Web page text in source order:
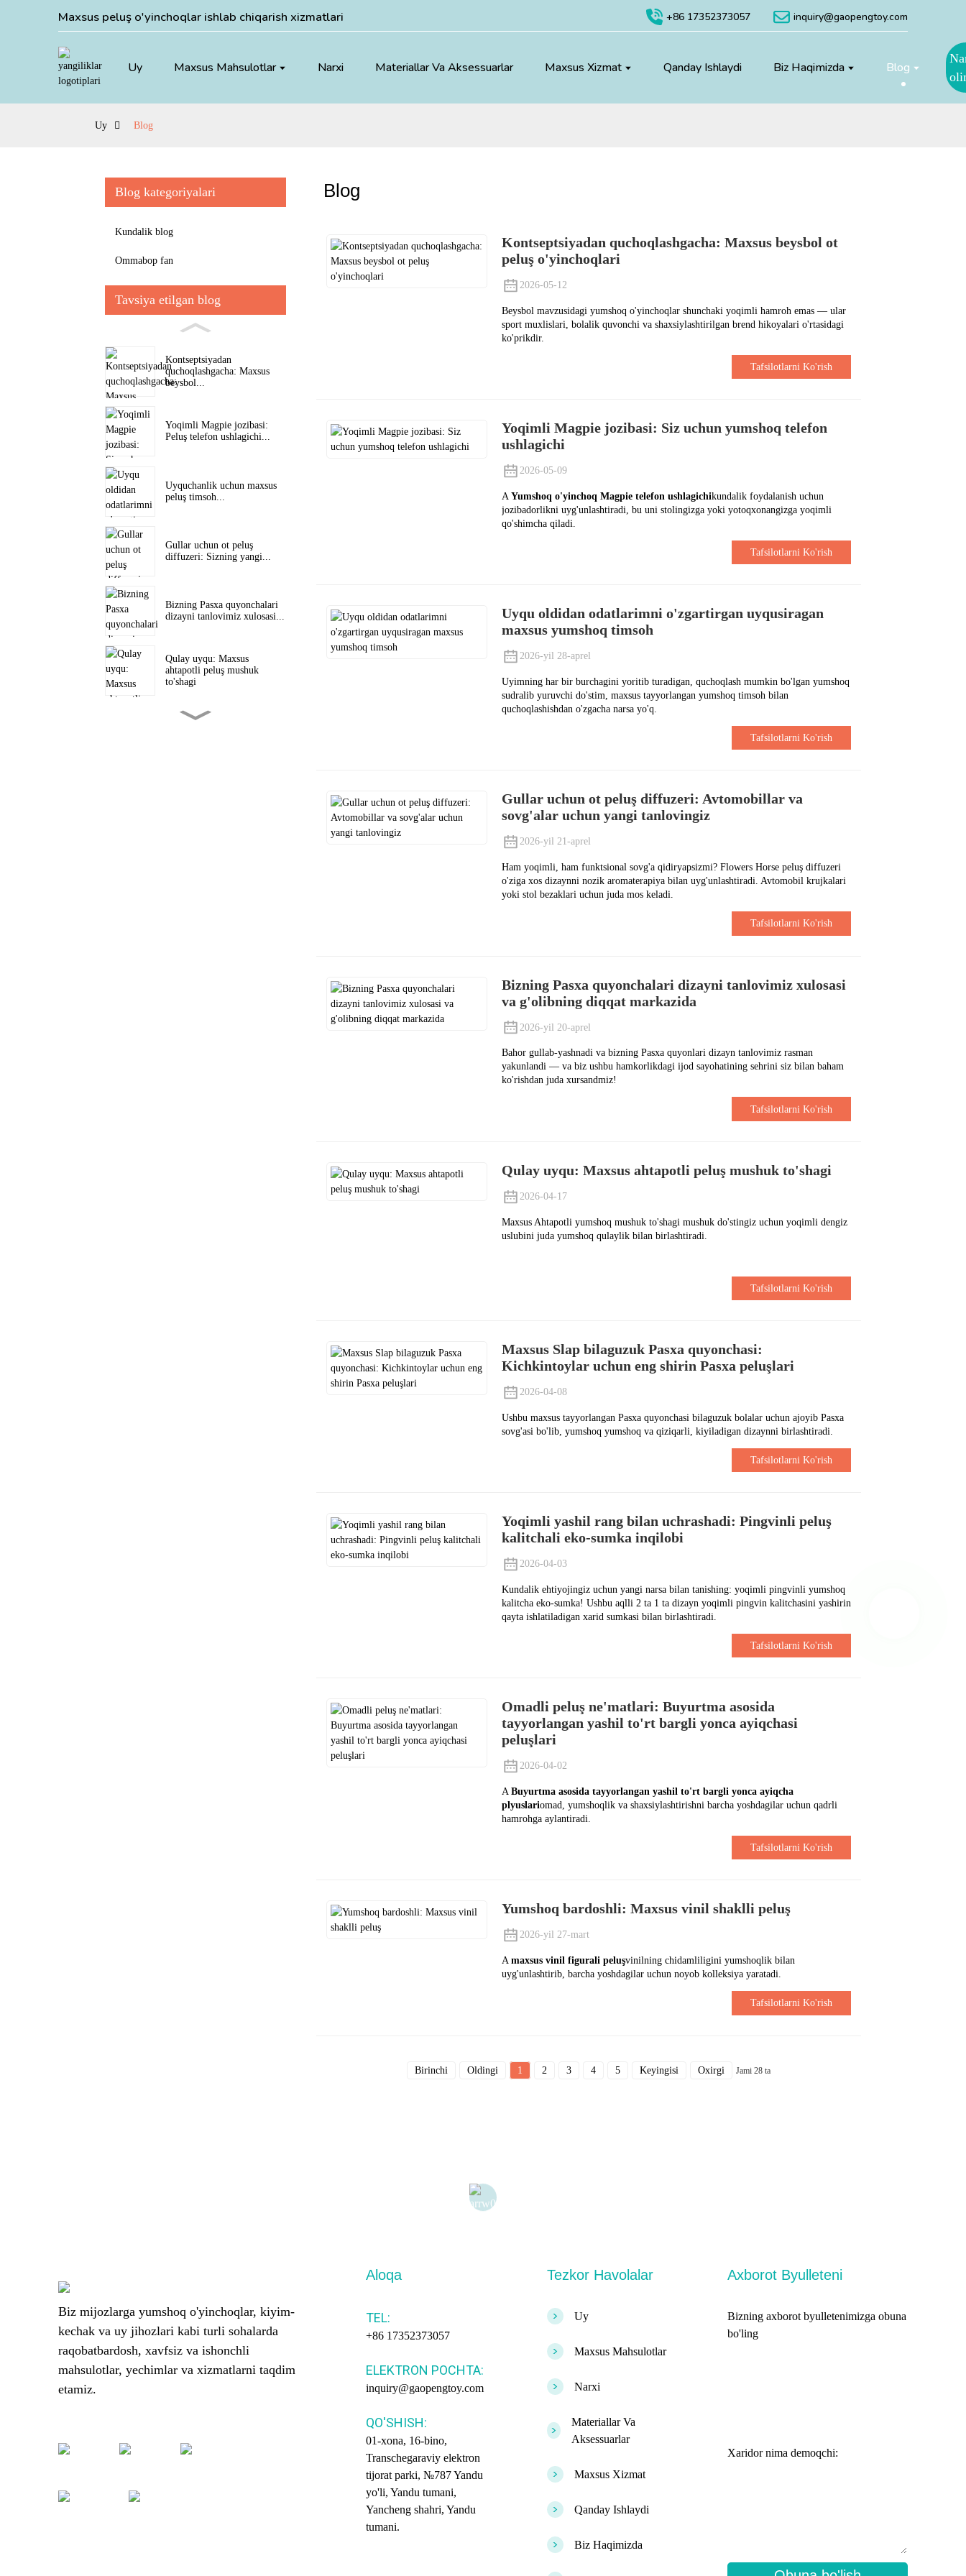
Maxsus peluş o'yinchoqlar ishlab chiqarish xizmatlari +86 17352373057 inquiry@gaopengtoy.com
Uy Maxsus Mahsulotlar Narxi Materiallar Va Aksessuarlar Maxsus Xizmat Qanday Ishlaydi Biz Haqimizda Blog
Uy Blog
Blog kategoriyalari
Kundalik blog
Ommabop fan
Tavsiya etilgan blog
Kontseptsiyadan
quchoqlashgacha: Maxsus
beysbol...
Yoqimli Magpie jozibasi:
Peluş telefon ushlagichi...
Uyquchanlik uchun maxsus
peluş timsoh...
Gullar uchun ot peluş
diffuzeri: Sizning yangi...
Bizning Pasxa quyonchalari
dizayni tanlovimiz xulosasi...
Qulay uyqu: Maxsus
ahtapotli peluş mushuk
to'shagi
Blog
Kontseptsiyadan quchoqlashgacha: Maxsus beysbol ot
peluş o'yinchoqlari
2026-05-12
Beysbol mavzusidagi yumshoq o'yinchoqlar shunchaki yoqimli hamroh emas — ular
sport muxlislari, bolalik quvonchi va shaxsiylashtirilgan brend hikoyalari o'rtasidagi
ko'prikdir.
Tafsilotlarni Ko'rish
Yoqimli Magpie jozibasi: Siz uchun yumshoq telefon
ushlagichi
2026-05-09
A Yumshoq o'yinchoq Magpie telefon ushlagichikundalik foydalanish uchun
jozibadorlikni uyg'unlashtiradi, bu uni stolingizga yoki yotoqxonangizga yoqimli
qo'shimcha qiladi.
Tafsilotlarni Ko'rish
Uyqu oldidan odatlarimni o'zgartirgan uyqusiragan
maxsus yumshoq timsoh
2026-yil 28-aprel
Uyimning har bir burchagini yoritib turadigan, quchoqlash mumkin bo'lgan yumshoq
sudralib yuruvchi do'stim, maxsus tayyorlangan yumshoq timsoh bilan
quchoqlashishdan o'zgacha narsa yo'q.
Tafsilotlarni Ko'rish
Gullar uchun ot peluş diffuzeri: Avtomobillar va
sovg'alar uchun yangi tanlovingiz
2026-yil 21-aprel
Ham yoqimli, ham funktsional sovg'a qidiryapsizmi? Flowers Horse peluş diffuzeri
o'ziga xos dizaynni nozik aromaterapiya bilan uyg'unlashtiradi. Avtomobil krujkalari
yoki stol bezaklari uchun juda mos keladi.
Tafsilotlarni Ko'rish
Bizning Pasxa quyonchalari dizayni tanlovimiz xulosasi
va g'olibning diqqat markazida
2026-yil 20-aprel
Bahor gullab-yashnadi va bizning Pasxa quyonlari dizayn tanlovimiz rasman
yakunlandi — va biz ushbu hamkorlikdagi ijod sayohatining sehrini siz bilan baham
ko'rishdan juda xursandmiz!
Tafsilotlarni Ko'rish
Qulay uyqu: Maxsus ahtapotli peluş mushuk to'shagi
2026-04-17
Maxsus Ahtapotli yumshoq mushuk to'shagi mushuk do'stingiz uchun yoqimli dengiz
uslubini juda yumshoq qulaylik bilan birlashtiradi.
Tafsilotlarni Ko'rish
Maxsus Slap bilaguzuk Pasxa quyonchasi:
Kichkintoylar uchun eng shirin Pasxa peluşlari
2026-04-08
Ushbu maxsus tayyorlangan Pasxa quyonchasi bilaguzuk bolalar uchun ajoyib Pasxa
sovg'asi bo'lib, yumshoq yumshoq va qiziqarli, kiyiladigan dizaynni birlashtiradi.
Tafsilotlarni Ko'rish
Yoqimli yashil rang bilan uchrashadi: Pingvinli peluş
kalitchali eko-sumka inqilobi
2026-04-03
Kundalik ehtiyojingiz uchun yangi narsa bilan tanishing: yoqimli pingvinli yumshoq
kalitcha eko-sumka! Ushbu aqlli 2 ta 1 ta dizayn yoqimli pingvin kalitchasini yashirin
qayta ishlatiladigan xarid sumkasi bilan birlashtiradi.
Tafsilotlarni Ko'rish
Omadli peluş ne'matlari: Buyurtma asosida
tayyorlangan yashil to'rt bargli yonca ayiqchasi
peluşlari
2026-04-02
A Buyurtma asosida tayyorlangan yashil to'rt bargli yonca ayiqcha
plyuslariomad, yumshoqlik va shaxsiylashtirishni barcha yoshdagilar uchun qadrli
hamrohga aylantiradi.
Tafsilotlarni Ko'rish
Yumshoq bardoshli: Maxsus vinil shaklli peluş
2026-yil 27-mart
A maxsus vinil figurali peluşvinilning chidamliligini yumshoqlik bilan
uyg'unlashtirib, barcha yoshdagilar uchun noyob kolleksiya yaratadi.
Tafsilotlarni Ko'rish
Birinchi Oldingi 1 2 3 4 5 Keyingisi Oxirgi Jami 28 ta
Biz mijozlarga yumshoq o'yinchoqlar, kiyim-
kechak va uy jihozlari kabi turli sohalarda
raqobatbardosh, xavfsiz va ishonchli
mahsulotlar, yechimlar va xizmatlarni taqdim
etamiz.
Aloqa
TEL:
+86 17352373057
ELEKTRON POCHTA:
inquiry@gaopengtoy.com
QO'SHISH:
01-xona, 16-bino,
Transchegaraviy elektron
tijorat parki, №787 Yandu
yo'li, Yandu tumani,
Yancheng shahri, Yandu
tumani.
Tezkor Havolalar
> Uy
> Maxsus Mahsulotlar
> Narxi
>
Materiallar Va
Aksessuarlar
> Maxsus Xizmat
> Qanday Ishlaydi
> Biz Haqimizda
Axborot Byulleteni
Bizning axborot byulletenimizga obuna
bo'ling
Xaridor nima demoqchi: